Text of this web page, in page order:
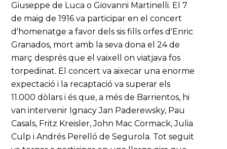
Giuseppe de Luca o Giovanni Martinelli. El 7
de maig de 1916 va participar en el concert
d'homenatge a favor dels sis fills orfes d'Enric
Granados, mort amb la seva dona el 24 de
març després que el vaixell on viatjava fos
torpedinat. El concert va aixecar una enorme
expectació i la recaptació va superar els
11.000 dòlars i és que, a més de Barrientos, hi
van intervenir Ignacy Jan Paderewsky, Pau
Casals, Fritz Kreisler, John Mac Cormack, Julia
Culp i Andrés Perelló de Segurola. Tot seguit